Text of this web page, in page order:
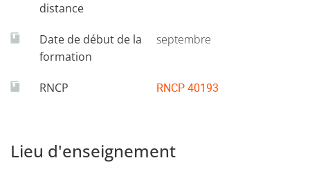
distance
Date de début de la
formation
septembre
RNCP RNCP 40193
Lieu d'enseignement